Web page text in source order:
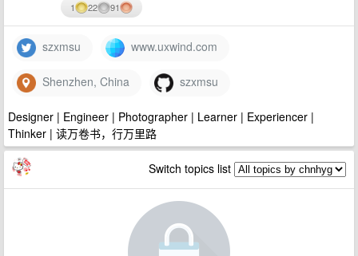
1 22 91
szxmsu www.uxwind.com
Shenzhen, China szxmsu
Designer | Engineer | Photographer | Learner | Experiencer |
Thinker | 读万卷书，行万里路
Switch topics list